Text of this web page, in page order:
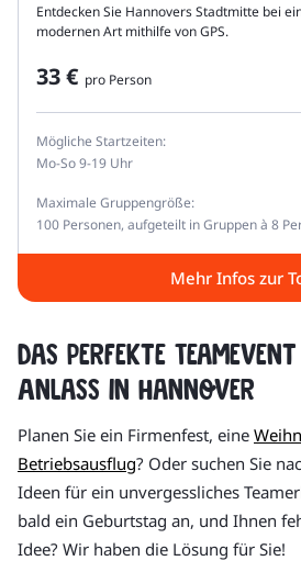
Entdecken Sie Hannovers Stadtmitte bei
modernen Art mithilfe von GPS.
33 € pro Person
Mögliche Startzeiten:
Mo-So 9-19 Uhr
Maximale Gruppengröße:
100 Personen, aufgeteilt in Gruppen à 8
Mehr Infos zur
Das perfekte
Anlass in Hannover
Planen Sie ein Firmenfest, eine
Betriebsausflug? Oder suchen Sie
Ideen für ein unvergessliches
bald ein Geburtstag an, und Ihnen
Idee? Wir haben die Lösung für Sie!